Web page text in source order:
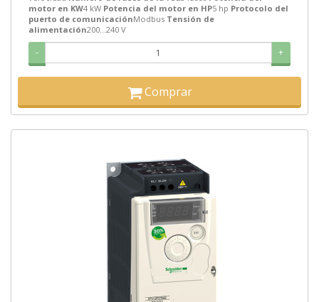
motor en KW4 kW Potencia del motor en HP5 hp Protocolo del
puerto de comunicaciónModbus Tensión de
alimentación200...240 V
- +
Comprar